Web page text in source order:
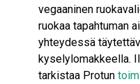
vegaaninen
ruokaa tapahtuman
yhteydessä
kyselylomakkeella.
tarkistaa Protun